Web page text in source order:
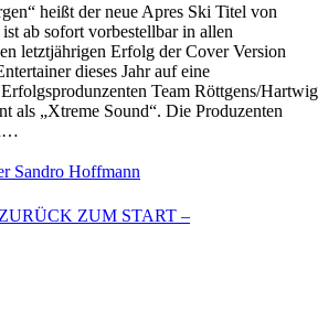
heißt der neue Apres Ski Titel von
ab sofort vorbestellbar in allen
letztjährigen Erfolg der Cover Version
dieses Jahr auf eine
Team Röttgens/Hartwig
als „Xtreme Sound“. Die Produzenten
Sandro Hoffmann
ZUM START –